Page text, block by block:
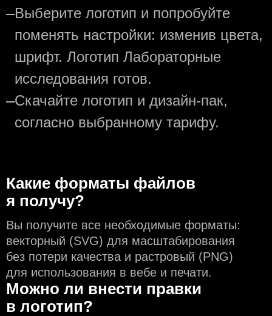
—Выберите логотип и попробуйте
поменять настройки: изменив цвета,
шрифт. Логотип Лабораторные
исследования готов.
—Скачайте логотип и дизайн-пак,
согласно выбранному тарифу.
Какие форматы файлов
я получу?
Вы получите все необходимые форматы:
векторный (SVG) для масштабирования
без потери качества и растровый (PNG)
для использования в вебе и печати.
Можно ли внести правки
в логотип?